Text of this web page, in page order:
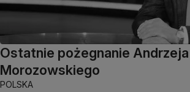
Ostatnie pożegnanie Andrzeja
Morozowskiego
POLSKA